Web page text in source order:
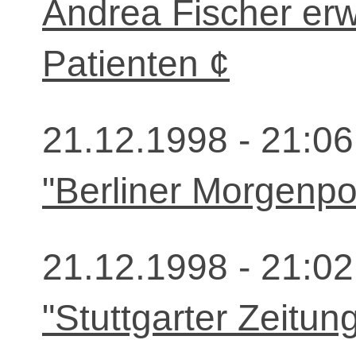
Andrea Fischer
Patienten ¢
21.12.1998 -
"Berliner
21.12.1998 -
"Stuttgarter